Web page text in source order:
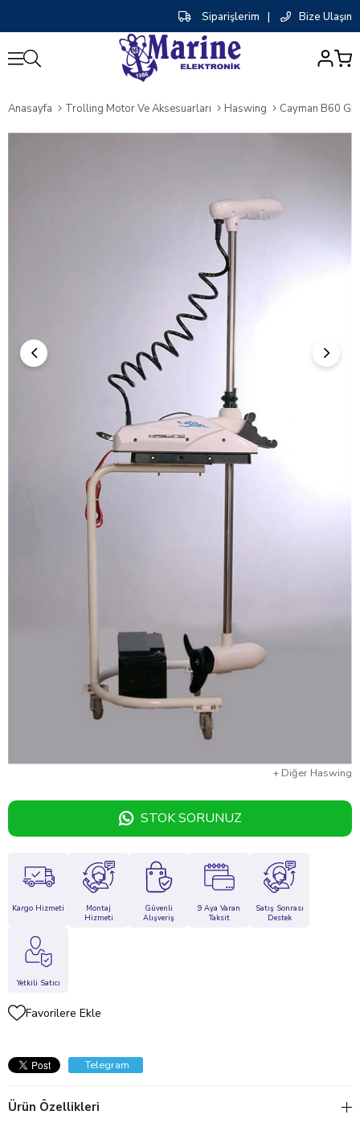
Siparişlerim | Bize Ulaşın
Anasayfa Trolling Motor Ve Aksesuarları Haswing Cayman B60
Cayman B60 GPS 55LB 60'' 12V
Sanal Çapa Trolling Motor
+ Diğer Haswing
STOK SORUNUZ
Kargo Hizmeti
Montaj
Hizmeti
Güvenli
Alışveriş
9 Aya Varan
Taksit
Satış Sonrası
Destek
Yetkili Satıcı
Favorilere Ekle
Telegram
Ürün Özellikleri